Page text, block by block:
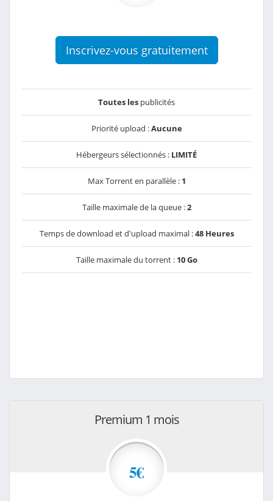
Inscrivez-vous gratuitement
Toutes les publicités
Priorité upload :Aucune
Hébergeurs sélectionnés : LIMITÉ
Max Torrent en parallèle : 1
Taille maximale de la queue :2
Temps de download et d'upload maximal :48 Heures
Taille maximale du torrent : 10 Go
Premium 1 mois
5€